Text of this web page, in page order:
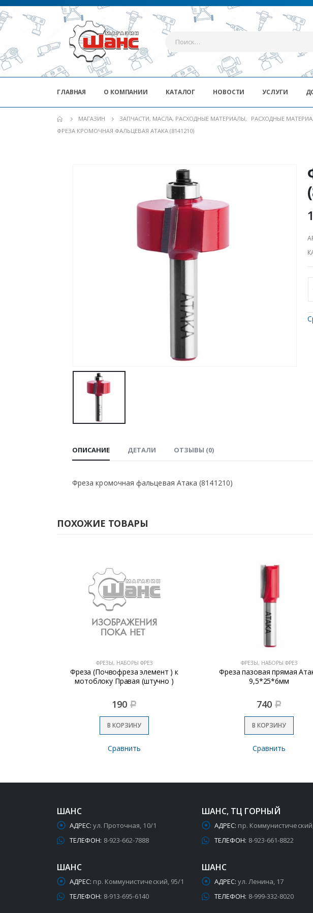
ГЛАВНАЯ О КОМПАНИИ КАТАЛОГ НОВОСТИ УСЛУГИ
МАГАЗИН ЗАПЧАСТИ, МАСЛА, РАСХОДНЫЕ МАТЕРИАЛЫ, РАСХОДНЫЕ
ФРЕЗА КРОМОЧНАЯ ФАЛЬЦЕВАЯ АТАКА (8141210)
ОПИСАНИЕ ДЕТАЛИ ОТЗЫВЫ (0)
Фреза кромочная фальцевая Атака (8141210)
ПОХОЖИЕ ТОВАРЫ
ФРЕЗЫ, НАБОРЫ ФРЕЗ
Фреза (Почвофреза элемент ) к
мотоблоку Правая (штучно )
190 Р
В КОРЗИНУ
Сравнить
ФРЕЗЫ, НАБОРЫ ФРЕЗ
Фреза пазовая прямая
9,5*25*6мм
740 Р
В КОРЗИНУ
Сравнить
ШАНС
АДРЕС: ул. Проточная, 10/1
ТЕЛЕФОН: 8-923-662-7888
ШАНС
АДРЕС: пр. Коммунистический, 95/1
ТЕЛЕФОН: 8-913-695-6140
ШАНС, ТЦ ГОРНЫЙ
АДРЕС: пр.
ТЕЛЕФОН: 8-923-661-8822
ШАНС
АДРЕС: ул. Ленина, 17
ТЕЛЕФОН: 8-999-332-8020